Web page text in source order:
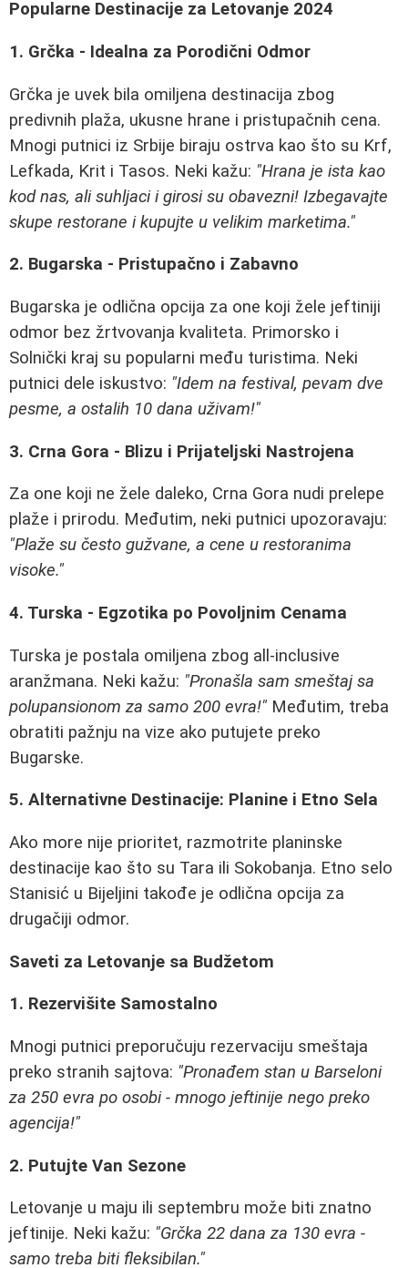
Popularne Destinacije za Letovanje 2024
1. Grčka - Idealna za Porodični Odmor
Grčka je uvek bila omiljena destinacija zbog
predivnih plaža, ukusne hrane i pristupačnih cena.
Mnogi putnici iz Srbije biraju ostrva kao što su Krf,
Lefkada, Krit i Tasos. Neki kažu: "Hrana je ista kao
kod nas, ali suhljaci i girosi su obavezni! Izbegavajte
skupе restorane i kupujte u velikim marketima."
2. Bugarska - Pristupačno i Zabavno
Bugarska je odlična opcija za one koji žele jeftiniji
odmor bez žrtvovanja kvaliteta. Primorsko i
Solnički kraj su popularni među turistima. Neki
putnici dele iskustvo: "Idem na festival, pevam dve
pesme, a ostalih 10 dana uživam!"
3. Crna Gora - Blizu i Prijateljski Nastrojena
Za one koji ne žele daleko, Crna Gora nudi prelepe
plaže i prirodu. Međutim, neki putnici upozoravaju:
"Plaže su često gužvane, a cene u restoranima
visoke."
4. Turska - Egzotika po Povoljnim Cenama
Turska je postala omiljena zbog all-inclusive
aranžmana. Neki kažu: "Pronašla sam smeštaj sa
polupansionom za samo 200 evra!" Međutim, treba
obratiti pažnju na vize ako putujete preko
Bugarske.
5. Alternativne Destinacije: Planine i Etno Sela
Ako more nije prioritet, razmotrite planinske
destinacije kao što su Tara ili Sokobanja. Etno selo
Stanisić u Bijeljini takođe je odlična opcija za
drugačiji odmor.
Saveti za Letovanje sa Budžetom
1. Rezervišite Samostalno
Mnogi putnici preporučuju rezervaciju smeštaja
preko stranih sajtova: "Pronađem stan u Barseloni
za 250 evra po osobi - mnogo jeftinije nego preko
agencija!"
2. Putujte Van Sezone
Letovanje u maju ili septembru može biti znatno
jeftinije. Neki kažu: "Grčka 22 dana za 130 evra -
samo treba biti fleksibilan."